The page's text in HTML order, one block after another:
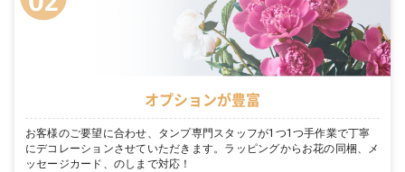
オプションが豊富
お客様のご要望に合わせ、タンプ専門スタッフが1つ1つ手作業で丁寧
にデコレーションさせていただきます。ラッピングからお花の同梱、メ
ッセージカード、のしまで対応！